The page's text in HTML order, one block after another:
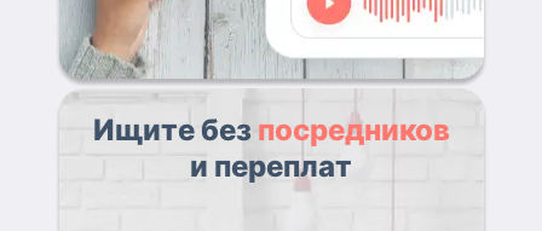
Ищите без посредников
и переплат